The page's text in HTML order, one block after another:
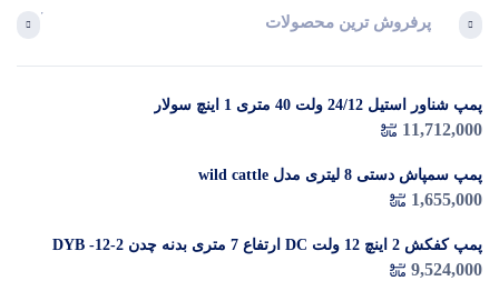
پرفروش ترین محصولات
پمپ شناور استیل 24/12 ولت 40 متری 1 اینچ سولار
11,712,000
پمپ سمپاش دستی 8 لیتری مدل wild cattle
1,655,000
پمپ کفکش 2 اینچ 12 ولت DC ارتفاع 7 متری بدنه چدن DYB -12-2
9,524,000